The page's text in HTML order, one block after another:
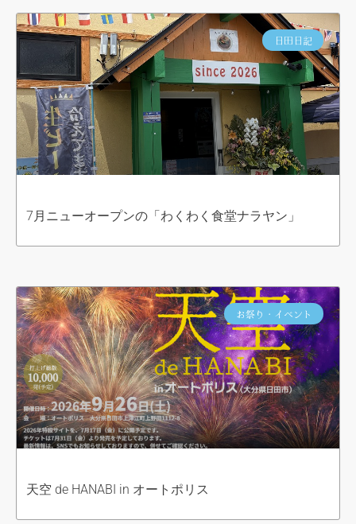
日田日記
7月ニューオープンの「わくわく食堂ナラヤン」
お祭り・イベント
天空 de HANABI in オートポリス